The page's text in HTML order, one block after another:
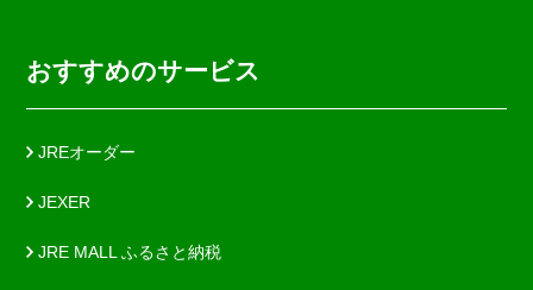
おすすめのサービス
JREオーダー
JEXER
JRE MALL ふるさと納税